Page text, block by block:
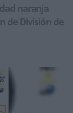
naranja
de División de